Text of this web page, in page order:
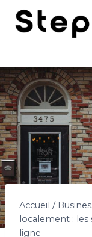
Aller
Accueil /
localement : les
ligne